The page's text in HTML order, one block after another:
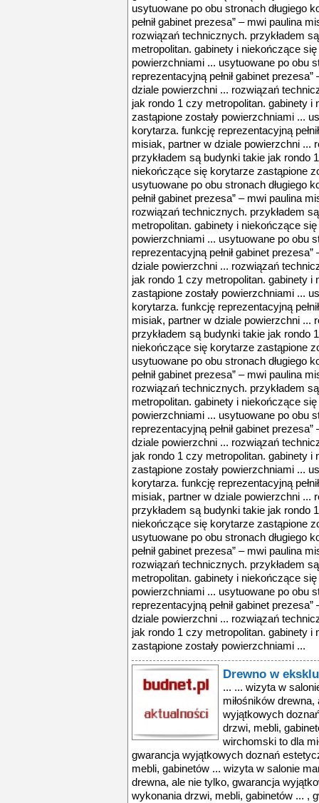
usytuowane po obu stronach długiego
pełnił gabinet prezesa” – mwi paulina
rozwiązań technicznych. przykładem
metropolitan. gabinety i niekończące
powierzchniami ... usytuowane po obu
reprezentacyjną pełnił gabinet
dziale powierzchni ... rozwiązań
jak rondo 1 czy metropolitan. gabinety i
zastąpione zostały powierzchniami ...
korytarza. funkcję reprezentacyjną
misiak, partner w dziale powierzchni ...
przykładem są budynki takie jak rondo
niekończące się korytarze zastąpione
usytuowane po obu stronach długiego
pełnił gabinet prezesa” – mwi paulina
rozwiązań technicznych. przykładem
metropolitan. gabinety i niekończące
powierzchniami ... usytuowane po obu
reprezentacyjną pełnił gabinet
dziale powierzchni ... rozwiązań
jak rondo 1 czy metropolitan. gabinety i
zastąpione zostały powierzchniami ...
korytarza. funkcję reprezentacyjną
misiak, partner w dziale powierzchni ...
przykładem są budynki takie jak rondo
niekończące się korytarze zastąpione
usytuowane po obu stronach długiego
pełnił gabinet prezesa” – mwi paulina
rozwiązań technicznych. przykładem
metropolitan. gabinety i niekończące
powierzchniami ... usytuowane po obu
reprezentacyjną pełnił gabinet
dziale powierzchni ... rozwiązań
jak rondo 1 czy metropolitan. gabinety i
zastąpione zostały powierzchniami ...
korytarza. funkcję reprezentacyjną
misiak, partner w dziale powierzchni ...
przykładem są budynki takie jak rondo
niekończące się korytarze zastąpione
usytuowane po obu stronach długiego
pełnił gabinet prezesa” – mwi paulina
rozwiązań technicznych. przykładem
metropolitan. gabinety i niekończące
powierzchniami ... usytuowane po obu
reprezentacyjną pełnił gabinet
dziale powierzchni ... rozwiązań
jak rondo 1 czy metropolitan. gabinety i
zastąpione zostały powierzchniami ...
Drewno w
... ... wizyta w
miłośników
wyjątkowych
drzwi, mebli,
wirchomski to dla
gwarancja wyjątkowych doznań
mebli, gabinetów ... wizyta w salonie
drewna, ale nie tylko, gwarancja
wykonania drzwi, mebli, gabinetów ... ,